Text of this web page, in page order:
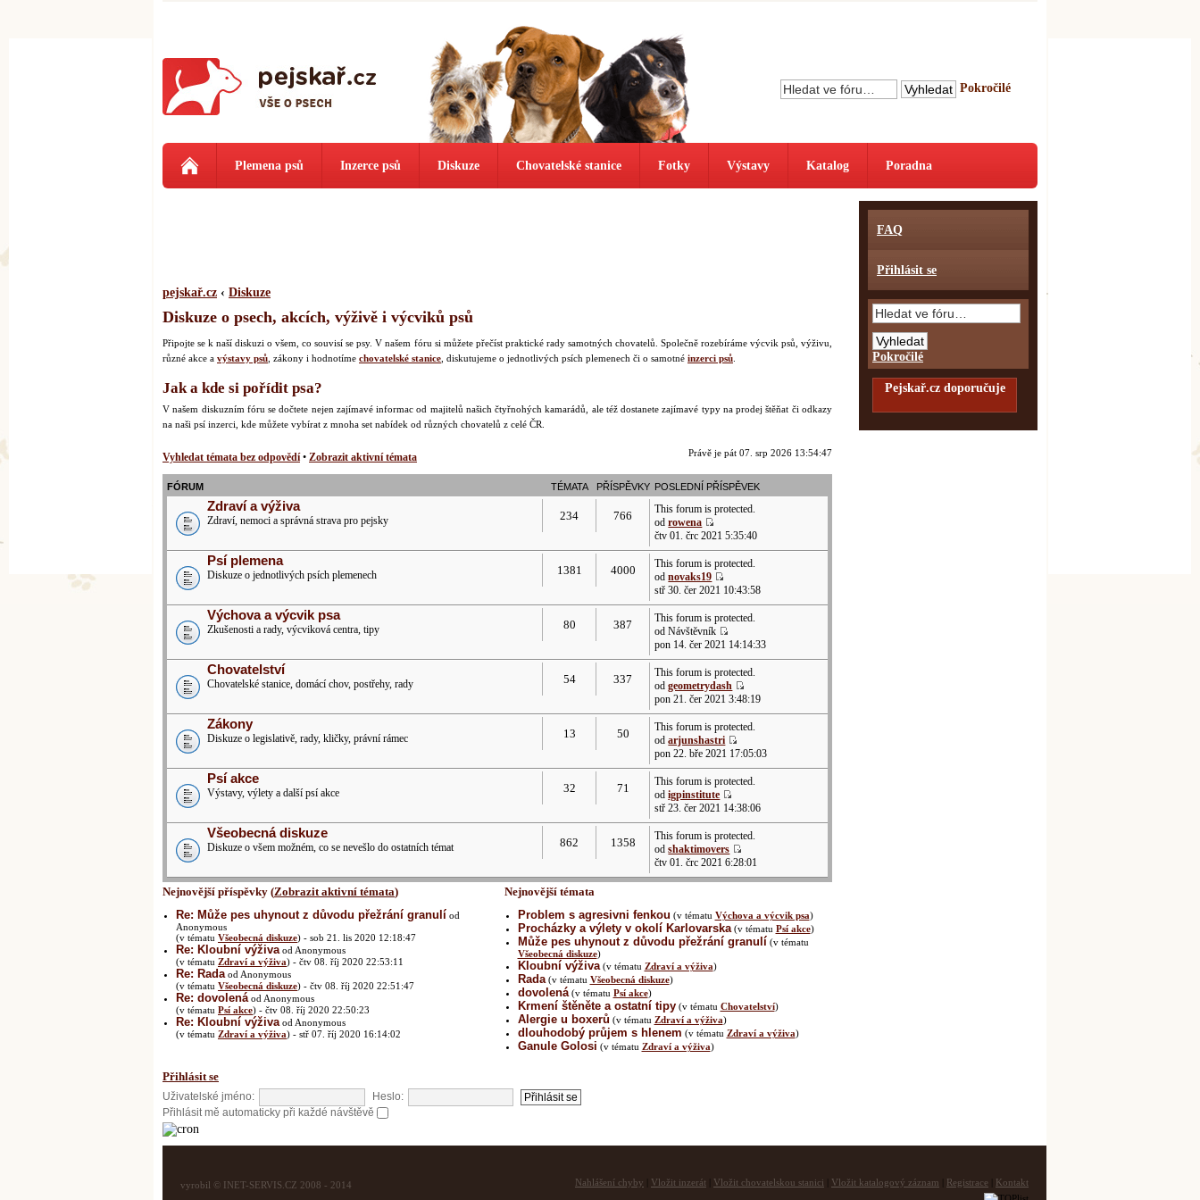
Pokročilé
Plemena psů Inzerce psů Diskuze Chovatelské stanice Fotky Výstavy Katalog Poradna
pejskař.cz ‹ Diskuze
Diskuze o psech, akcích, výživě i výcviků psů
Připojte se k naší diskuzi o všem, co souvisí se psy. V našem fóru si můžete přečíst praktické rady samotných chovatelů. Společně rozebíráme výcvik psů, výživu,
různé akce a výstavy psů , zákony i hodnotíme chovatelské stanice , diskutujeme o jednotlivých psích plemenech či o samotné inzerci psů
Jak a kde si pořídit psa?
V našem diskuzním fóru se dočtete nejen zajímavé informac od majitelů našich čtyřnohých kamarádů, ale též dostanete zajímavé typy na prodej štěňat či odkazy
na naši psí inzerci, kde můžete vybírat z mnoha set nabídek od různých chovatelů z celé ČR.
Právě je pát 07. srp 2026 13:54:47
Vyhledat témata bez odpovědí• Zobrazit aktivní témata
FÓRUM TÉMATA PŘÍSPĚVKY POSLEDNÍ PŘÍSPĚVEK
Zdraví a výživa
Zdraví, nemoci a správná strava pro pejsky 234 766
This forum is protected.
odrowena
čtv 01. črc 2021 5:35:40
Psí plemena
Diskuze o jednotlivých psích plemenech 1381 4000
This forum is protected.
odnovaks19
stř 30. čer 2021 10:43:58
Výchova a výcvik psa
Zkušenosti a rady, výcviková centra, tipy 80 387
This forum is protected.
od Návštěvník
pon 14. čer 2021 14:14:33
Chovatelství
Chovatelské stanice, domácí chov, postřehy, rady 54 337
This forum is protected.
odgeometrydash
pon 21. čer 2021 3:48:19
Zákony
Diskuze o legislativě, rady, kličky, právní rámec 13 50
This forum is protected.
odarjunshastri
pon 22. bře 2021 17:05:03
Psí akce
Výstavy, výlety a další psí akce 32 71
This forum is protected.
odigpinstitute
stř 23. čer 2021 14:38:06
Všeobecná diskuze
Diskuze o všem možném, co se nevešlo do ostatních témat 862 1358
This forum is protected.
odshaktimovers
čtv 01. črc 2021 6:28:01
Nejnovější příspěvky (Zobrazit aktivní témata)
Re: Může pes uhynout z důvodu přežrání granulí od
Anonymous
(v tématu Všeobecná diskuze) - sob 21. lis 2020 12:18:47
Re: Kloubní výživa od Anonymous
(v tématu Zdraví a výživa) - čtv 08. říj 2020 22:53:11
Re: Rada od Anonymous
(v tématu Všeobecná diskuze) - čtv 08. říj 2020 22:51:47
Re: dovolená od Anonymous
(v tématu Psí akce) - čtv 08. říj 2020 22:50:23
Re: Kloubní výživa od Anonymous
(v tématu Zdraví a výživa) - stř 07. říj 2020 16:14:02
Nejnovější témata
Problem s agresivni fenkou (v tématu Výchova a výcvik psa)
Procházky a výlety v okolí Karlovarska(v tématu Psí akce)
Může pes uhynout z důvodu přežrání granulí (v tématu
Všeobecná diskuze)
Kloubní výživa(v tématu Zdraví a výživa)
Rada(v tématu Všeobecná diskuze)
dovolená(v tématu Psí akce)
Krmení štěněte a ostatní tipy(v tématu Chovatelství)
Alergie u boxerů (v tématu Zdraví a výživa)
dlouhodobý průjem s hlenem (v tématu Zdraví a výživa)
Ganule Golosi (v tématu Zdraví a výživa)
Přihlásit se
Uživatelské jméno:
Heslo:
Přihlásit mě automaticky při každé návštěvě
FAQ
Přihlásit se
Pokročilé
Pejskař.cz doporučuje
vyrobil © INET-SERVIS.CZ 2008 - 2014 Nahlášení chyby Vložit inzerát Vložit chovatelskou stanici Vložit katalogový záznam Registrace Kontakt